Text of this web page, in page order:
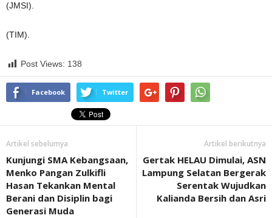
(JMSI).
(TIM).
Post Views: 138
Facebook Twitter
Artikel sebelumya
Kunjungi SMA Kebangsaan,
Menko Pangan Zulkifli
Hasan Tekankan Mental
Berani dan Disiplin bagi
Generasi Muda
Artikel berikutnya
Gertak HELAU Dimulai, ASN
Lampung Selatan Bergerak
Serentak Wujudkan
Kalianda Bersih dan Asri